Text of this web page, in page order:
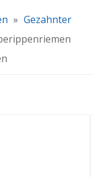
» Gezahnter